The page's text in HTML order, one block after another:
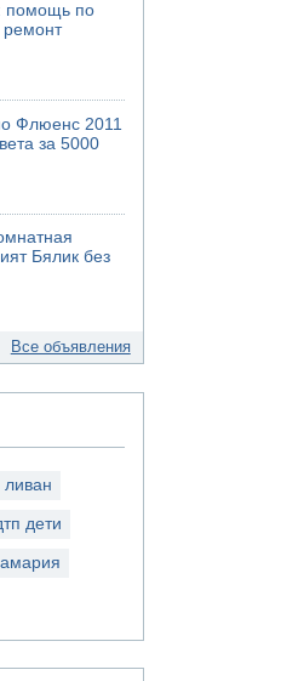
помощь по
Флюенс 2011
за 5000
Бялик без
Все объявления
ливан
дети